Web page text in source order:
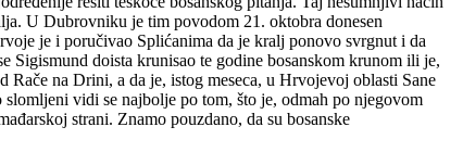
U Dubrovniku je tim povodom 21. oktobra donesen
je i poručivao Splićanima da je kralj ponovo svrgnut i da
Sigismund doista krunisao te godine bosanskom krunom ili je,
Rače na Drini, a da je, istog meseca, u Hrvojevoj oblasti Sane
vidi se najbolje po tom, što je, odmah po njegovom
strani. Znamo pouzdano, da su bosanske